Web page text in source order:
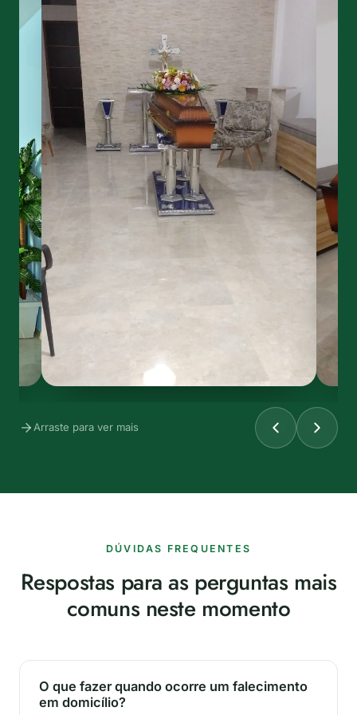
Arraste para ver mais
DÚVIDAS FREQUENTES
Respostas para as perguntas mais
comuns neste momento
O que fazer quando ocorre um falecimento
em domicílio?